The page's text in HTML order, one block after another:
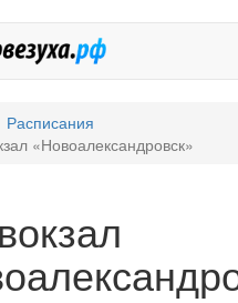
Расписания
«Новоалександровск»